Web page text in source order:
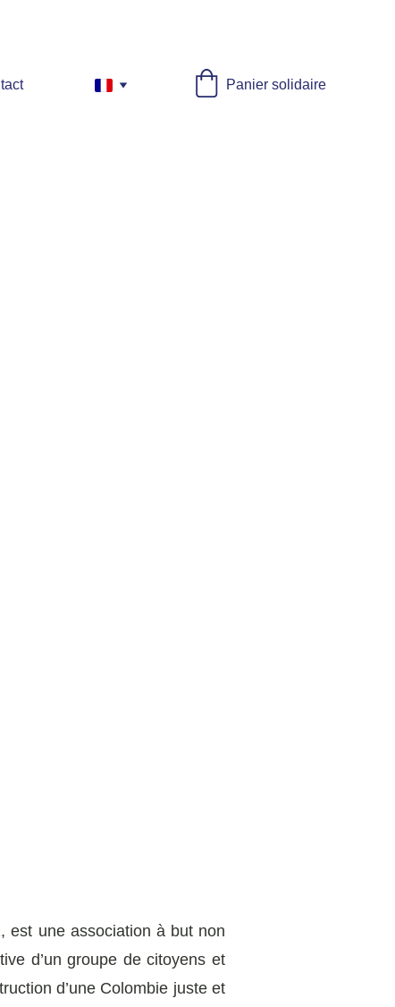
Panier solidaire
est une association à but non
d’un groupe de citoyens et
d’une Colombie juste et